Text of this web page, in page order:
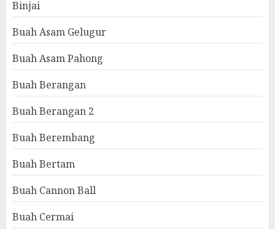
Binjai
Buah Asam Gelugur
Buah Asam Pahong
Buah Berangan
Buah Berangan 2
Buah Berembang
Buah Bertam
Buah Cannon Ball
Buah Cermai